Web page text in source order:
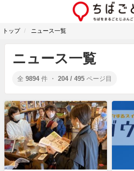
トップ ニュース一覧
ニュース一覧
全 9894 件 ・ 204 / 495 ページ目